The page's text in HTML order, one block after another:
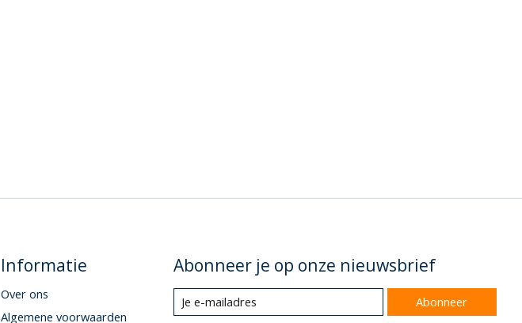
Informatie
Over ons
Algemene voorwaarden
Abonneer je op onze nieuwsbrief
Abonneer